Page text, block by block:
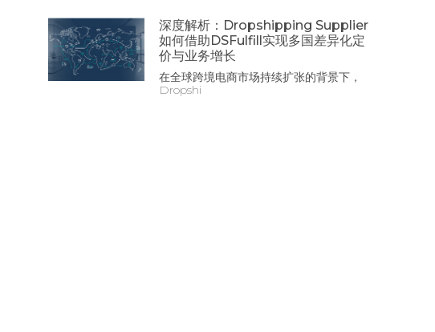
深度解析：Dropshipping Supplier
如何借助DSFulfill实现多国差异化定
价与业务增长
在全球跨境电商市场持续扩张的背景下，
Dropshi